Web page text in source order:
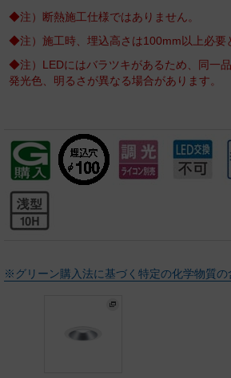
◆注）断熱施工仕様ではありません。
◆注）施工時、埋込高さは100mm以上必要
◆注）LEDにはバラツキがあるため、同一
発光色、明るさが異なる場合があります。
※グリーン購入法に基づく特定の化学物質の